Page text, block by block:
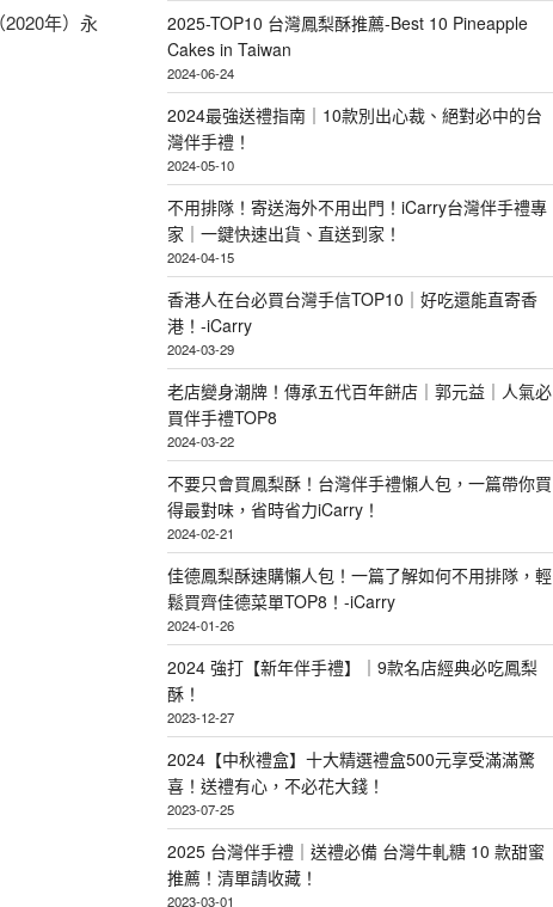
年）永
2025-TOP10 台灣鳳梨酥推薦-Best 10 Pineapple
Cakes in Taiwan
2024-06-24
2024最強送禮指南｜10款別出心裁、絕對必中的台
灣伴手禮！
2024-05-10
不用排隊！寄送海外不用出門！iCarry台灣伴手禮專
家｜一鍵快速出貨、直送到家！
2024-04-15
香港人在台必買台灣手信TOP10｜好吃還能直寄香
港！-iCarry
2024-03-29
老店變身潮牌！傳承五代百年餅店｜郭元益｜人氣必
買伴手禮TOP8
2024-03-22
不要只會買鳳梨酥！台灣伴手禮懶人包，一篇帶你買
得最對味，省時省力iCarry！
2024-02-21
佳德鳳梨酥速購懶人包！一篇了解如何不用排隊，輕
鬆買齊佳德菜單TOP8！-iCarry
2024-01-26
2024 強打【新年伴手禮】｜9款名店經典必吃鳳梨
酥！
2023-12-27
2024【中秋禮盒】十大精選禮盒500元享受滿滿驚
喜！送禮有心，不必花大錢！
2023-07-25
2025 台灣伴手禮｜送禮必備 台灣牛軋糖 10 款甜蜜
推薦！清單請收藏！
2023-03-01